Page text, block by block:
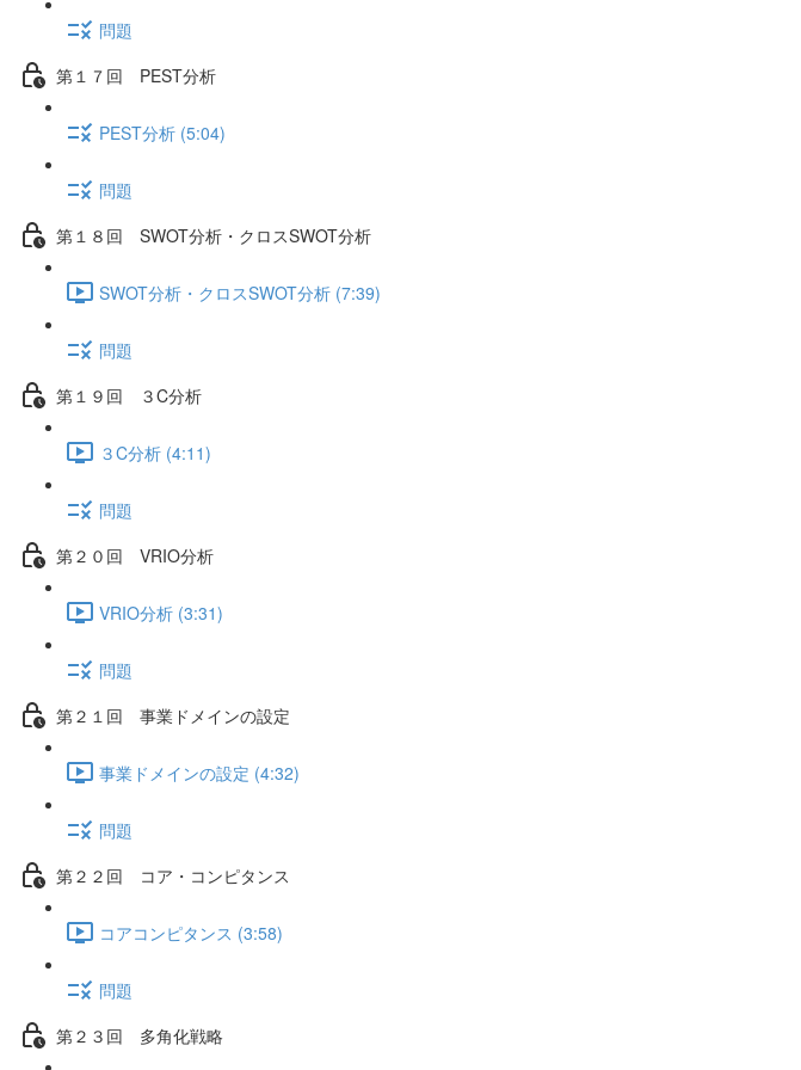
問題
第１７回 PEST分析
PEST分析 (5:04)
問題
第１８回 SWOT分析・クロスSWOT分析
SWOT分析・クロスSWOT分析 (7:39)
問題
第１９回 ３C分析
３C分析 (4:11)
問題
第２０回 VRIO分析
VRIO分析 (3:31)
問題
第２１回 事業ドメインの設定
事業ドメインの設定 (4:32)
問題
第２２回 コア・コンピタンス
コアコンピタンス (3:58)
問題
第２３回 多角化戦略